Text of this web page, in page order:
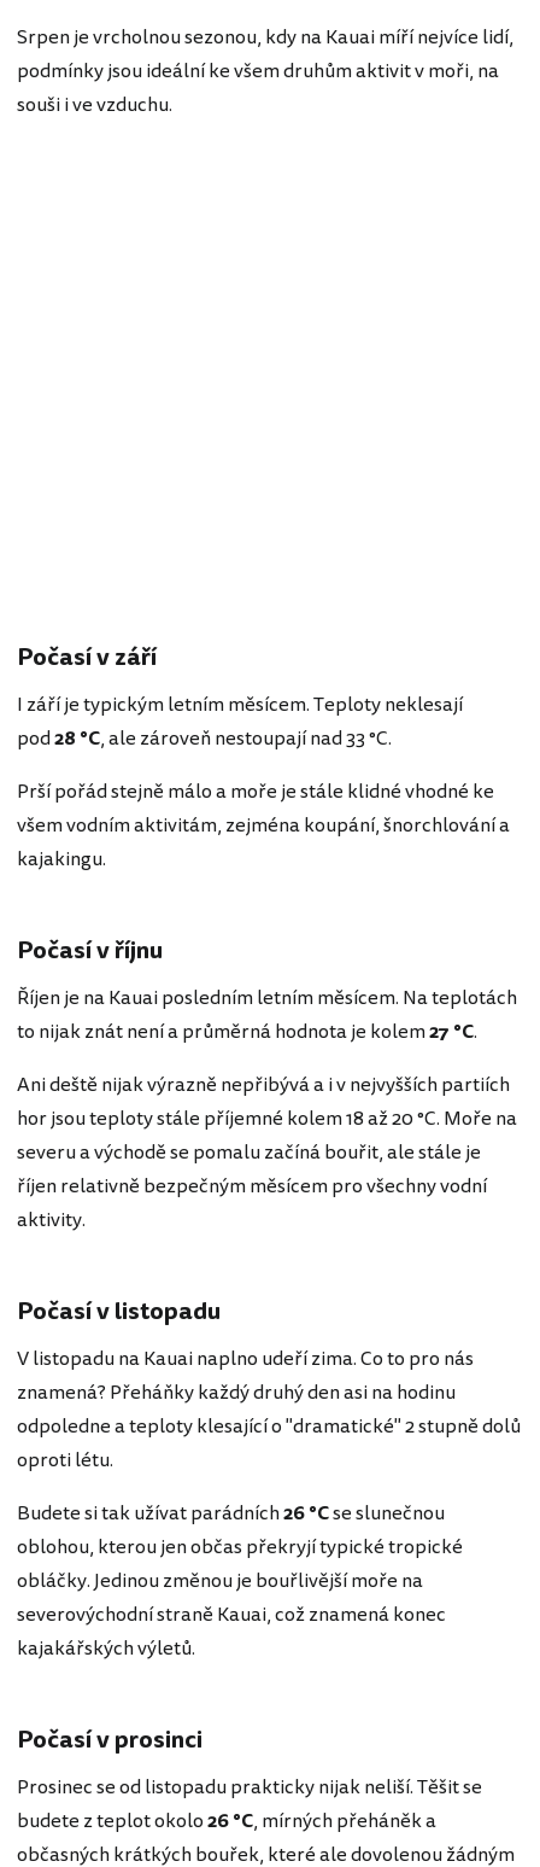
Srpen je vrcholnou sezonou, kdy na Kauai míří nejvíce lidí,
podmínky jsou ideální ke všem druhům aktivit v moři, na
souši i ve vzduchu.
Počasí v září
I září je typickým letním měsícem. Teploty neklesají
pod28 °C, ale zároveň nestoupají nad 33 °C.
Prší pořád stejně málo a moře je stále klidné vhodné ke
všem vodním aktivitám, zejména koupání, šnorchlování a
kajakingu.
Počasí v říjnu
Říjen je na Kauai posledním letním měsícem. Na teplotách
to nijak znát není a průměrná hodnota je kolem27 °C.
Ani deště nijak výrazně nepřibývá a i v nejvyšších partiích
hor jsou teploty stále příjemné kolem 18 až 20 °C. Moře na
severu a východě se pomalu začíná bouřit, ale stále je
říjen relativně bezpečným měsícem pro všechny vodní
aktivity.
Počasí v listopadu
V listopadu na Kauai naplno udeří zima. Co to pro nás
znamená? Přeháňky každý druhý den asi na hodinu
odpoledne a teploty klesající o "dramatické" 2 stupně dolů
oproti létu.
Budete si tak užívat parádních26 °Cse slunečnou
oblohou, kterou jen občas překryjí typické tropické
obláčky. Jedinou změnou je bouřlivější moře na
severovýchodní straně Kauai, což znamená konec
kajakářských výletů.
Počasí v prosinci
Prosinec se od listopadu prakticky nijak neliší. Těšit se
budete z teplot okolo26 °C, mírných přeháněk a
občasných krátkých bouřek, které ale dovolenou žádným